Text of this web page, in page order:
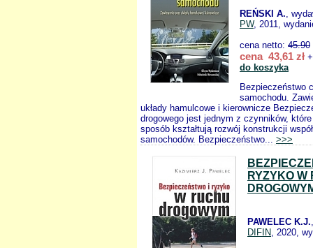
REŃSKI A.,
PW, 2011,
cena netto: 45.90
cena 43,61 zł
do koszyka
Bezpieczeństwo
samochodu.
układy hamulcowe i kierownicze
drogowego jest jednym z czynników,
sposób kształtują rozwój konstrukcji
samochodów. Bezpieczeństwo... >>>
RYZYKO W
PAWELEC K.J.
DIFIN, 2020,